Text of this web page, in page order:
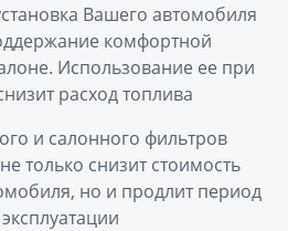
Вашего автомобиля
комфортной
Использование ее при
расход топлива
и салонного фильтров
только снизит стоимость
но и продлит период